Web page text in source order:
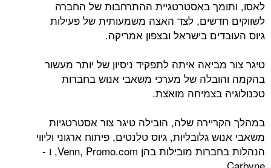
באסטרטגיית ההתרחבות של החברה
לצד האצה משמעותית של פעילות
בישראל ובצפון אמריקה.
איתה לתפקיד ניסיון של יותר מעשור
של מערכי משאבי אנוש בחברות
בצמיחה מואצת.
שלה, הובילה טיגר צור אסטרטגיות
גלובליות, גיוס טלנטים, פיתוח ארגוני וליווי
הנהלות בחברות מובילות בהן Venn, Promo.com, ו -